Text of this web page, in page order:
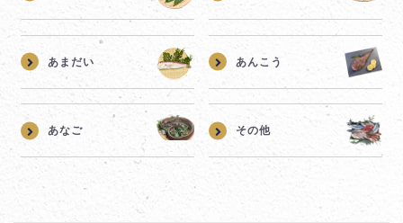
あまだい あんこう
あなご その他